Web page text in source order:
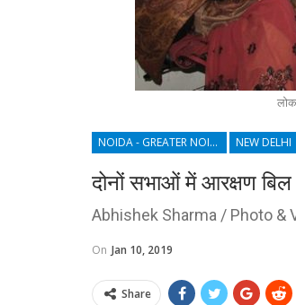
NOIDA - GREATER NOIDA - YAMUNA EXPRESSWAY NEW DELHI
दोनों सभाओं में आरक्षण
Abhishek Sharma / Photo &
On Jan 10, 2019
Share